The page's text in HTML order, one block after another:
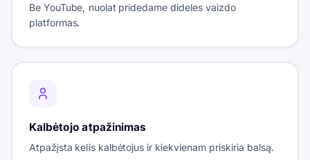
Be YouTube, nuolat pridedame dideles vaizdo
platformas.
Kalbėtojo atpažinimas
Atpažįsta kelis kalbėtojus ir kiekvienam priskiria balsą.